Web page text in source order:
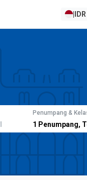
| IDR
Penumpang &
1 Penumpang,